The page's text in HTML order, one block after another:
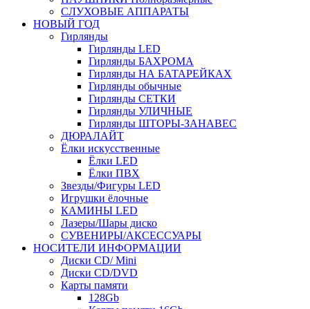
СЛУХОВЫЕ АППАРАТЫ
НОВЫЙ ГОД
Гирлянды
Гирлянды LED
Гирлянды БАХРОМА
Гирлянды НА БАТАРЕЙКАХ
Гирлянды обычные
Гирлянды СЕТКИ
Гирлянды УЛИЧНЫЕ
Гирлянды ШТОРЫ-ЗАНАВЕС
ДЮРАЛАЙТ
Ёлки искусственные
Ёлки LED
Ёлки ПВХ
Звезды/Фигуры LED
Игрушки ёлочные
КАМИНЫ LED
Лазеры/Шары диско
СУВЕНИРЫ/АКСЕССУАРЫ
НОСИТЕЛИ ИНФОРМАЦИИ
Диски CD/ Mini
Диски CD/DVD
Карты памяти
128Gb